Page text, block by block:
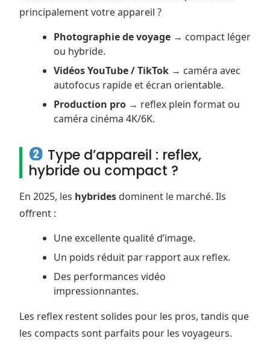
principalement votre appareil ?
Photographie de voyage → compact léger
ou hybride.
Vidéos YouTube / TikTok → caméra avec
autofocus rapide et écran orientable.
Production pro → reflex plein format ou
caméra cinéma 4K/6K.
Type d’appareil : reflex,
hybride ou compact ?
En 2025, les hybrides dominent le marché. Ils
offrent :
Une excellente qualité d’image.
Un poids réduit par rapport aux reflex.
Des performances vidéo
impressionnantes.
Les reflex restent solides pour les pros, tandis que
les compacts sont parfaits pour les voyageurs.